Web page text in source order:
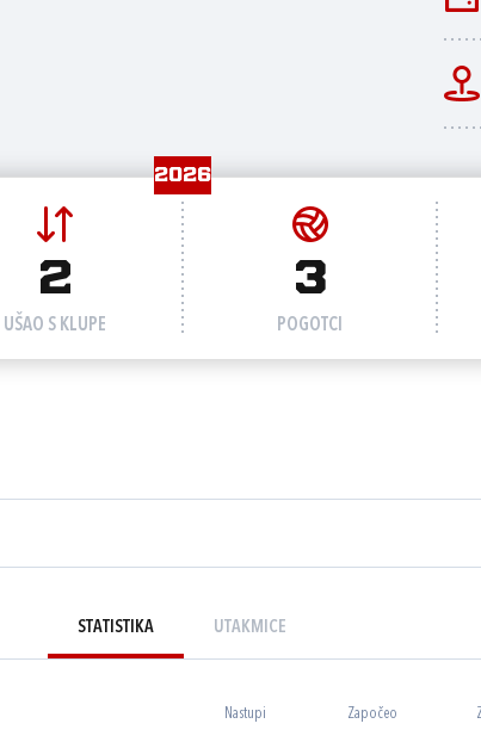
2026
2
UŠAO S KLUPE
3
POGOTCI
STATISTIKA UTAKMICE
Nastupi Započeo